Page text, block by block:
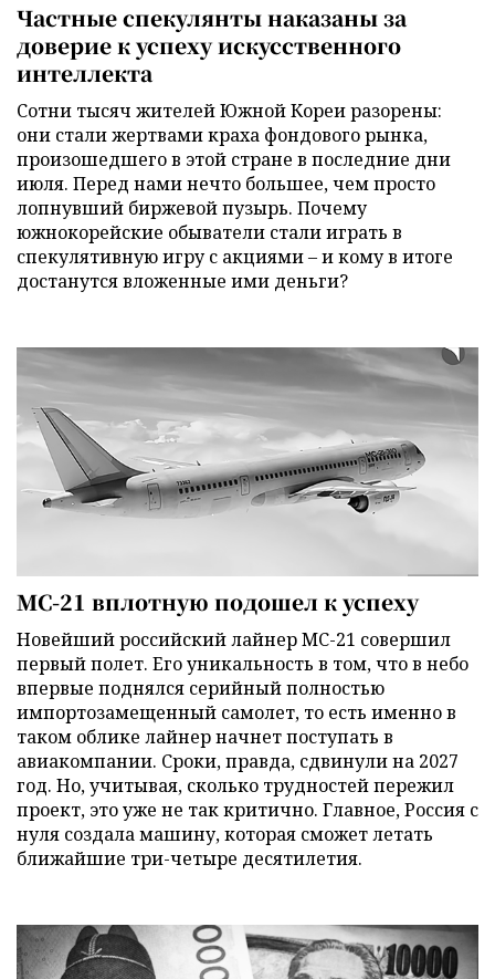
Частные спекулянты наказаны за
доверие к успеху искусственного
интеллекта
Сотни тысяч жителей Южной Кореи разорены:
они стали жертвами краха фондового рынка,
произошедшего в этой стране в последние дни
июля. Перед нами нечто большее, чем просто
лопнувший биржевой пузырь. Почему
южнокорейские обыватели стали играть в
спекулятивную игру с акциями – и кому в итоге
достанутся вложенные ими деньги?
МС-21 вплотную подошел к успеху
Новейший российский лайнер МС-21 совершил
первый полет. Его уникальность в том, что в небо
впервые поднялся серийный полностью
импортозамещенный самолет, то есть именно в
таком облике лайнер начнет поступать в
авиакомпании. Сроки, правда, сдвинули на 2027
год. Но, учитывая, сколько трудностей пережил
проект, это уже не так критично. Главное, Россия с
нуля создала машину, которая сможет летать
ближайшие три-четыре десятилетия.